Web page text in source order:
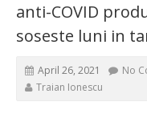
anti-COVID
soseste luni in
April 26, 2021 No
Traian Ionescu